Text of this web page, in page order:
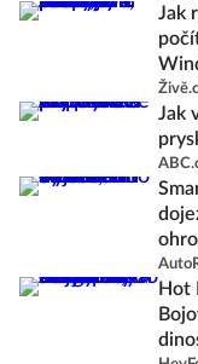
Jak
Jak
Hot